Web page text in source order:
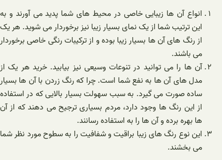
انواع آن ها زیبایی خاصی در محیط های شما پدید می آورند و به
این ترتیب شما از یک نمای بسیار زیبا نیز برخوردار می شوید. هر یک
از رنگ های آن ها بسیار زیبا بوده و از ترکیبات رنگی خاصی برخوردار
می باشند.
آن ها را می توانید در تنوعات وسیعی نیز بیابید. خرید هر یک از
مدل های آن ها به نفع شما است. چرا که رنگ زردن با آن ها بسیار
ساده صورت می گیرد. به سبب سهولت بسیار بالایی که در استفاده
از این رنگ ها وجود دارد، مردم بسیاری ترجیح می دهند که از آن
ها بهره برده و آن ها را به استفاده رسانند.
این نوع رنگ های زیبا براقیت و شفافیت را به سطوح مورد نظر شما
می بخشند.